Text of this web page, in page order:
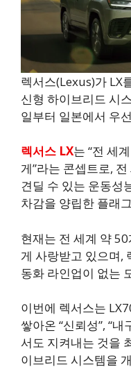
렉서스(Lexus)가 LX
신형 하이브리드 시
일부터 일본에서 우
렉서스 LX는 “전 세
게”라는 콘셉트로,
견딜 수 있는 운동성
차감을 양립한 플래
현재는 전 세계 약
게 사랑받고 있으며,
동화 라인업이 없는
이번에 렉서스는
쌓아온 “신뢰성”, “내
서도 지켜내는 것을
이브리드 시스템을